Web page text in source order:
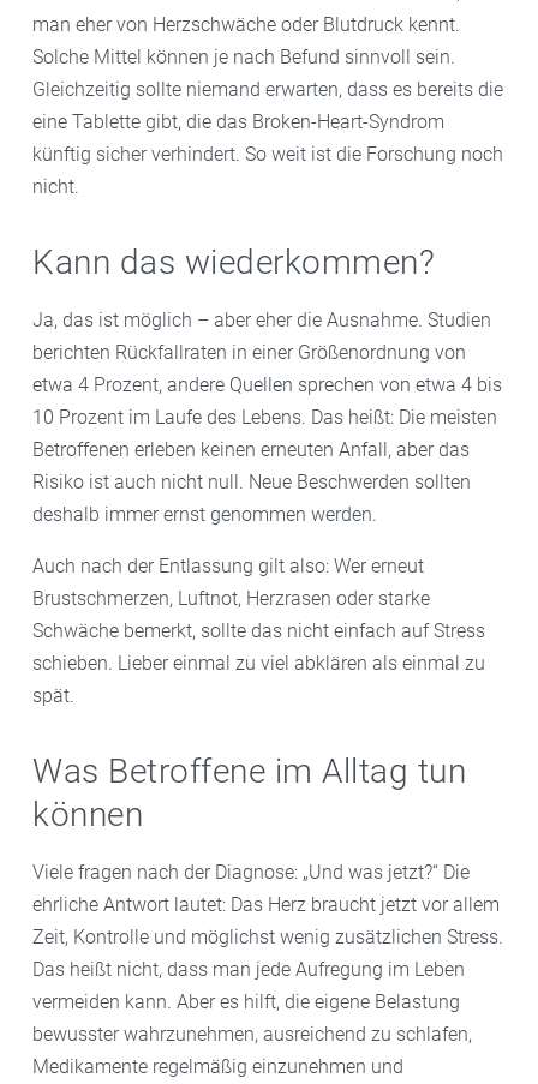
man eher von Herzschwäche oder Blutdruck kennt.
Solche Mittel können je nach Befund sinnvoll sein.
Gleichzeitig sollte niemand erwarten, dass es bereits die
eine Tablette gibt, die das Broken-Heart-Syndrom
künftig sicher verhindert. So weit ist die Forschung noch
nicht.
Kann das wiederkommen?
Ja, das ist möglich – aber eher die Ausnahme. Studien
berichten Rückfallraten in einer Größenordnung von
etwa 4 Prozent, andere Quellen sprechen von etwa 4 bis
10 Prozent im Laufe des Lebens. Das heißt: Die meisten
Betroffenen erleben keinen erneuten Anfall, aber das
Risiko ist auch nicht null. Neue Beschwerden sollten
deshalb immer ernst genommen werden.
Auch nach der Entlassung gilt also: Wer erneut
Brustschmerzen, Luftnot, Herzrasen oder starke
Schwäche bemerkt, sollte das nicht einfach auf Stress
schieben. Lieber einmal zu viel abklären als einmal zu
spät.
Was Betroffene im Alltag tun
können
Viele fragen nach der Diagnose: „Und was jetzt?“ Die
ehrliche Antwort lautet: Das Herz braucht jetzt vor allem
Zeit, Kontrolle und möglichst wenig zusätzlichen Stress.
Das heißt nicht, dass man jede Aufregung im Leben
vermeiden kann. Aber es hilft, die eigene Belastung
bewusster wahrzunehmen, ausreichend zu schlafen,
Medikamente regelmäßig einzunehmen und